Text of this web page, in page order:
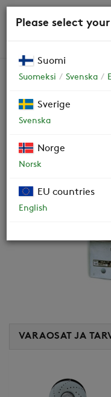
ILURI 15/
HUOLTO
VARAOSAT JA
Please select
Suomi
Suomeksi Svenska
Sverige
Svenska
Norge
Norsk
EU countries
English